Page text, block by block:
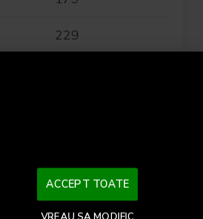
229
266
ACCEPT TOATE
VREAU SA MODIFIC